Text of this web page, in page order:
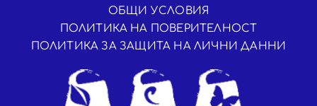
ОБЩИ УСЛОВИЯ
ПОЛИТИКА НА ПОВЕРИТЕЛНОСТ
ПОЛИТИКА ЗА ЗАЩИТА НА ЛИЧНИ ДАННИ